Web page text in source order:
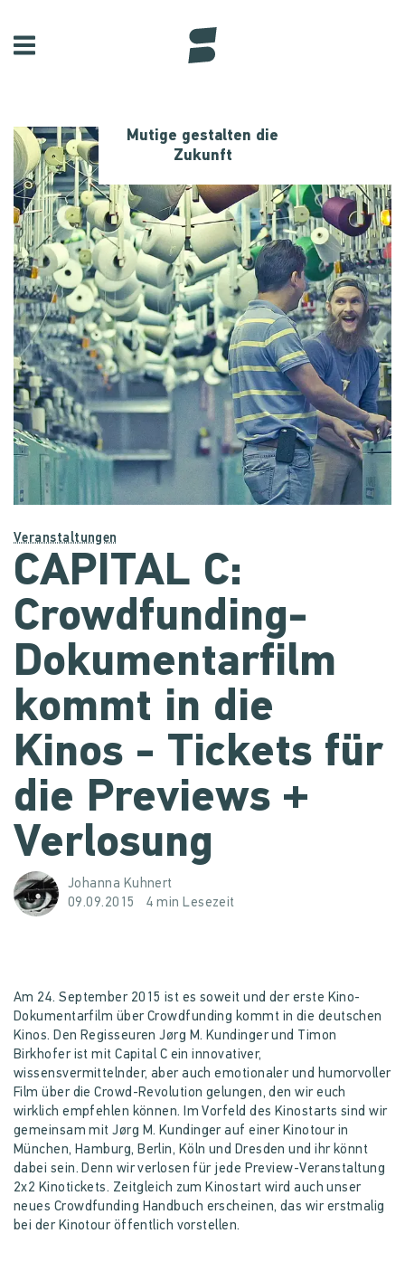
Mutige gestalten die
Zukunft
Veranstaltungen
CAPITAL C:
Crowdfunding-
Dokumentarfilm
kommt in die
Kinos - Tickets für
die Previews +
Verlosung
Johanna Kuhnert
09.09.2015
4 min Lesezeit
Am 24. September 2015 ist es soweit und der erste Kino-
Dokumentarfilm über Crowdfunding kommt in die deutschen
Kinos. Den Regisseuren Jørg M. Kundinger und Timon
Birkhofer ist mit Capital C ein innovativer,
wissensvermittelnder, aber auch emotionaler und humorvoller
Film über die Crowd-Revolution gelungen, den wir euch
wirklich empfehlen können. Im Vorfeld des Kinostarts sind wir
gemeinsam mit Jørg M. Kundinger auf einer Kinotour in
München, Hamburg, Berlin, Köln und Dresden und ihr könnt
dabei sein. Denn wir verlosen für jede Preview-Veranstaltung
2x2 Kinotickets. Zeitgleich zum Kinostart wird auch unser
neues Crowdfunding Handbuch erscheinen, das wir erstmalig
bei der Kinotour öffentlich vorstellen.